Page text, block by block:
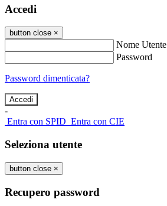
Accedi
button close ×
Nome Utente
Password
Password dimenticata?
-
Entra con SPID Entra con CIE
Seleziona utente
button close ×
Recupero password